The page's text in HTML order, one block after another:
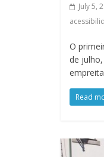
July 5,
O
de
Read